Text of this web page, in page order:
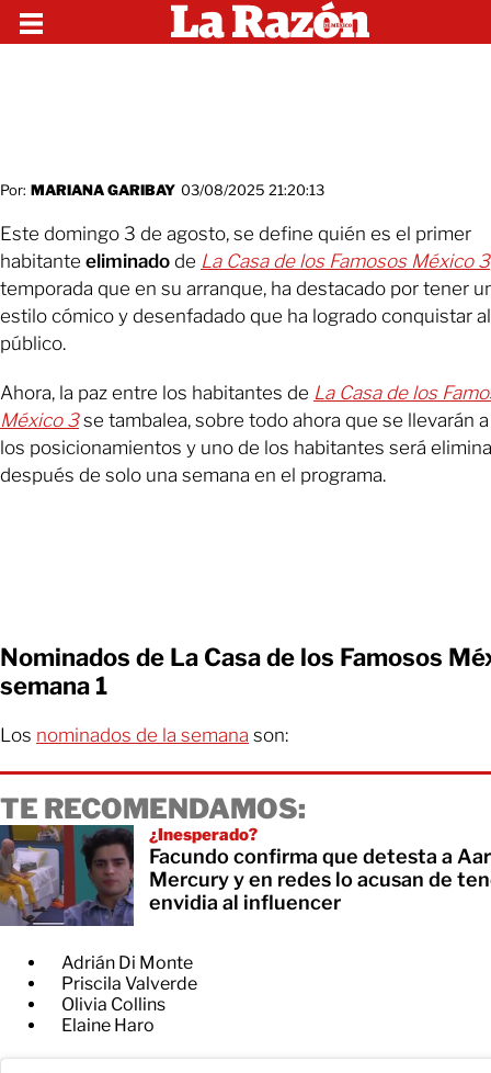
Por: MARIANA GARIBAY 03/08/2025 21:20:13
Este domingo 3 de agosto, se define quién es el primer
habitante eliminado de La Casa de los Famosos México 3
temporada que en su arranque, ha destacado por tener
estilo cómico y desenfadado que ha logrado conquistar al
público.
Ahora, la paz entre los habitantes de La Casa de los
México 3se tambalea, sobre todo ahora que se llevarán
los posicionamientos y uno de los habitantes será
después de solo una semana en el programa.
Nominados de La Casa de los Famosos
semana 1
Los nominados de la semana son:
TE RECOMENDAMOS:
¿Inesperado?
Facundo confirma que detesta a
Mercury y en redes lo acusan de
envidia al influencer
Adrián Di Monte
Priscila Valverde
Olivia Collins
Elaine Haro